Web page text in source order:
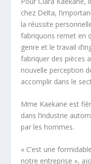
chez Delta,
la réussite
fabriquons remet en
genre et le travail
fabriquer des pièces
nouvelle perception
accomplir dans le
Mme Kaekane est
dans l’industrie
par les hommes.
« C’est une
notre entreprise »,